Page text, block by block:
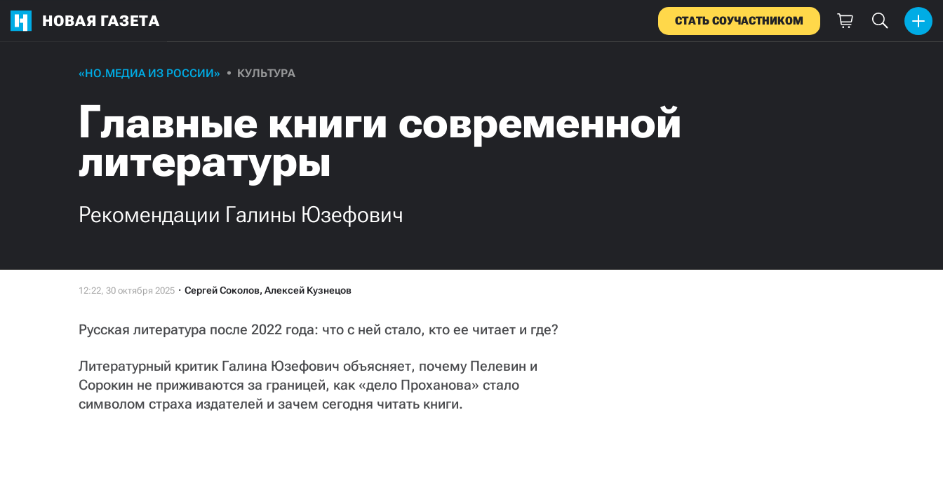
НОВАЯ ГАЗЕТА СТАТЬ СОУЧАСТНИКОМ
«НО.МЕДИА ИЗ РОССИИ» КУЛЬТУРА
Главные книги современной
литературы
Рекомендации Галины Юзефович
Сергей Соколов, Алексей Кузнецов
Русская литература после 2022 года: что с ней стало, кто ее читает и где?
Литературный критик Галина Юзефович объясняет, почему Пелевин и
Сорокин не приживаются за границей, как «дело Проханова» стало
символом страха издателей и зачем сегодня читать книги.